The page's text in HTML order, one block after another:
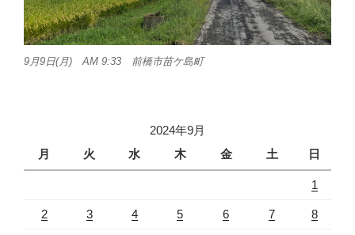
9月9日(月) AM 9:33 前橋市苗ケ島町
2024年9月
月
火 水 木 金 土 日
1
2 3 4 5 6 7 8